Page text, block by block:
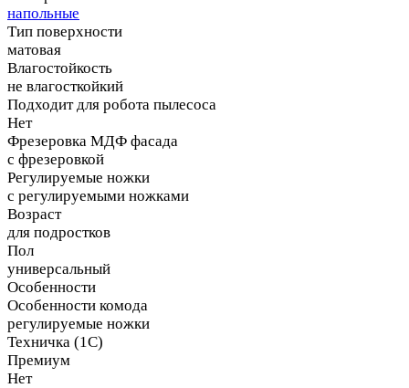
напольные
Тип поверхности
матовая
Влагостойкость
не влагосткойкий
Подходит для робота пылесоса
Нет
Фрезеровка МДФ фасада
с фрезеровкой
Регулируемые ножки
с регулируемыми ножками
Возраст
для подростков
Пол
универсальный
Особенности
Особенности комода
регулируемые ножки
Техничка (1С)
Премиум
Нет